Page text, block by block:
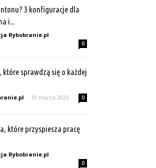
3 konfiguracje dla
i...
Rybobranie.pl -
0
sprawdzą się o każdej
- 19 marca 2026 0
które przyspiesza pracę
Rybobranie.pl -
0